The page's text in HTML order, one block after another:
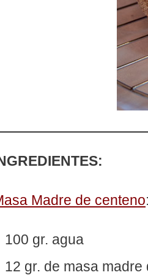
Madre de centeno:
100 gr. agua
12 gr. de masa madre